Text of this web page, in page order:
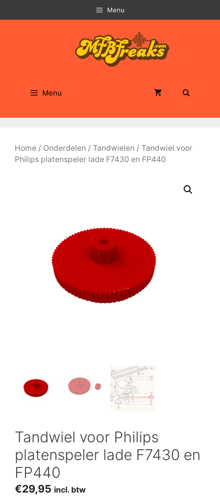
naar
Menu
Menu
Home / Onderdelen / Tandwielen / Tandwiel voor
Philips platenspeler lade F7430 en FP440
Tandwiel voor Philips
platenspeler lade F7430 en
FP440
€29,95 incl. btw